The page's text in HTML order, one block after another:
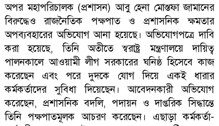
অপর মহাপরিচালক (প্রশাসন) আবু হেনা মোস্তফা জামানের
বিরুদ্ধেও রাজনৈতিক পক্ষপাত ও প্রশাসনিক ক্ষমতার
অপব্যবহারের অভিযোগ আনা হয়েছে। অভিযোগপত্রে দাবি
করা হয়েছে, তিনি অতীতে স্বরাষ্ট্র মন্ত্রণালয়ে দায়িত্ব
পালনকালে আওয়ামী লীগ সরকারের ঘনিষ্ঠ হিসেবে কাজ
করেছেন এবং পরে দুদকে যোগ দিয়ে একই ধারার
কর্মকর্তাদের সুবিধা দিয়েছেন। আবেদনকারী অভিযোগ
করেছেন, প্রশাসনিক বদলি, পদায়ন ও দাপ্তরিক সিদ্ধান্তে
তিনি পক্ষপাতমূলক আচরণ করেছেন। এছাড়া কর্মকর্তা-